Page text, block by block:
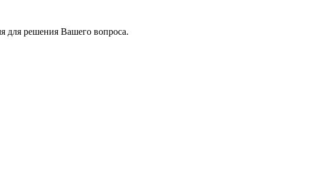
для решения Вашего вопроса.